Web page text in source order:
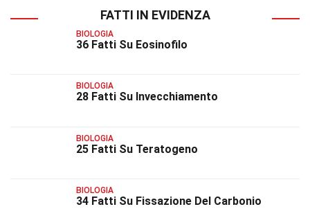
FATTI IN EVIDENZA
BIOLOGIA
36 Fatti Su Eosinofilo
BIOLOGIA
28 Fatti Su Invecchiamento
BIOLOGIA
25 Fatti Su Teratogeno
BIOLOGIA
34 Fatti Su Fissazione Del Carbonio